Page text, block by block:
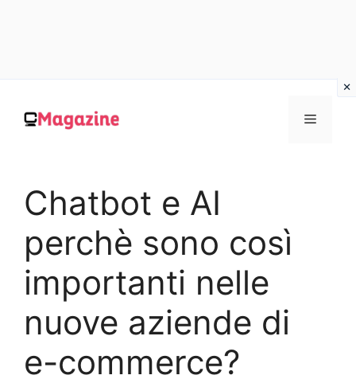
contenuto
MENU
Chatbot e AI
perchè sono così
importanti nelle
nuove aziende di
e-commerce?